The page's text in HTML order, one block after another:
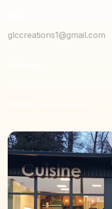
glccreations1@gmail.com